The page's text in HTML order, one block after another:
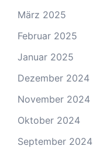
März 2025
Februar 2025
Januar 2025
Dezember 2024
November 2024
Oktober 2024
September 2024